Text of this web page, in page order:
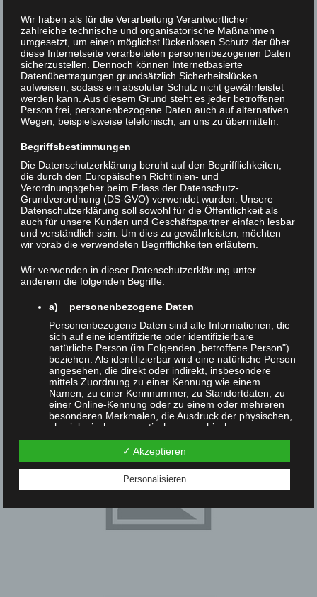
IMGP2946
Beitrags-
Navigation
< IMGP2892 IMGP2943 >
Wir haben als für die Verarbeitung Verantwortlicher
zahlreiche technische und organisatorische Maßnahmen
umgesetzt, um einen möglichst lückenlosen Schutz der über
diese Internetseite verarbeiteten personenbezogenen Daten
sicherzustellen. Dennoch können Internetbasierte
Datenübertragungen grundsätzlich Sicherheitslücken
aufweisen, sodass ein absoluter Schutz nicht gewährleistet
werden kann. Aus diesem Grund steht es jeder betroffenen
Person frei, personenbezogene Daten auch auf alternativen
Wegen, beispielsweise telefonisch, an uns zu übermitteln.
Begriffsbestimmungen
Die Datenschutzerklärung beruht auf den Begrifflichkeiten,
die durch den Europäischen Richtlinien- und
Verordnungsgeber beim Erlass der Datenschutz-
Grundverordnung (DS-GVO) verwendet wurden. Unsere
Datenschutzerklärung soll sowohl für die Öffentlichkeit als
auch für unsere Kunden und Geschäftspartner einfach lesbar
und verständlich sein. Um dies zu gewährleisten, möchten
wir vorab die verwendeten Begrifflichkeiten erläutern.
Wir verwenden in dieser Datenschutzerklärung unter
anderem die folgenden Begriffe:
a) personenbezogene Daten
Personenbezogene Daten sind alle Informationen, die
sich auf eine identifizierte oder identifizierbare
natürliche Person (im Folgenden „betroffene Person")
beziehen. Als identifizierbar wird eine natürliche Person
angesehen, die direkt oder indirekt, insbesondere
mittels Zuordnung zu einer Kennung wie einem
Namen, zu einer Kennnummer, zu Standortdaten, zu
einer Online-Kennung oder zu einem oder mehreren
besonderen Merkmalen, die Ausdruck der physischen,
physiologischen, genetischen, psychischen,
wirtschaftlichen, kulturellen oder sozialen Identität
dieser natürlichen Person sind, identifiziert werden
kann.
identifizierbare natürliche Person, deren
personenbezogene Daten von dem für die
✓ Akzeptieren
Personalisieren